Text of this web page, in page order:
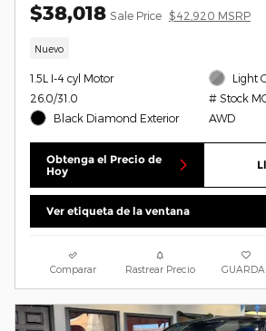
$38,018 Sale Price $42,920 MSRP
Nuevo
1.5L I-4 cyl Motor
26.0/31.0
Black Diamond Exterior
Light
# Stock
AWD
Obtenga el Precio de
Hoy
Ver etiqueta de la ventana
Comparar Rastrear Precio